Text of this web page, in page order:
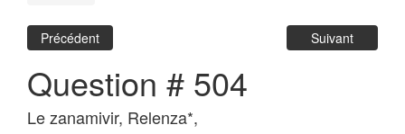
Précédent Suivant
Question # 504
Le zanamivir, Relenza*,